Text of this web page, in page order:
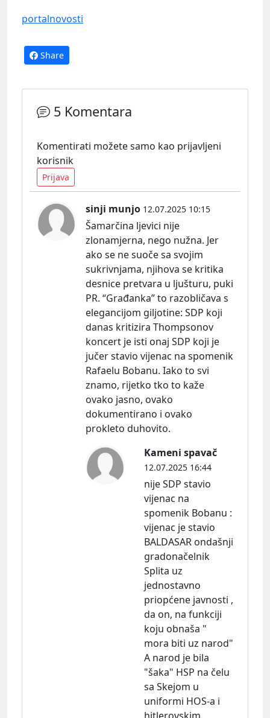
portalnovosti
Share
5 Komentara
Komentirati možete samo kao prijavljeni
korisnik
Prijava
sinji munjo 12.07.2025 10:15
Šamarčina ljevici nije
zlonamjerna, nego nužna. Jer
ako se ne suoče sa svojim
sukrivnjama, njihova se kritika
desnice pretvara u ljušturu, puki
PR. “Građanka” to razobličava s
elegancijom giljotine: SDP koji
danas kritizira Thompsonov
koncert je isti onaj SDP koji je
jučer stavio vijenac na spomenik
Rafaelu Bobanu. Iako to svi
znamo, rijetko tko to kaže
ovako jasno, ovako
dokumentirano i ovako
prokleto duhovito.
Kameni spavač
12.07.2025 16:44
nije SDP stavio
vijenac na
spomenik Bobanu :
vijenac je stavio
BALDASAR ondašnji
gradonačelnik
Splita uz
jednostavno
priopćene javnosti ,
da on, na funkciji
koju obnaša "
mora biti uz narod"
A narod je bila
"šaka" HSP na čelu
sa Skejom u
uniformi HOS-a i